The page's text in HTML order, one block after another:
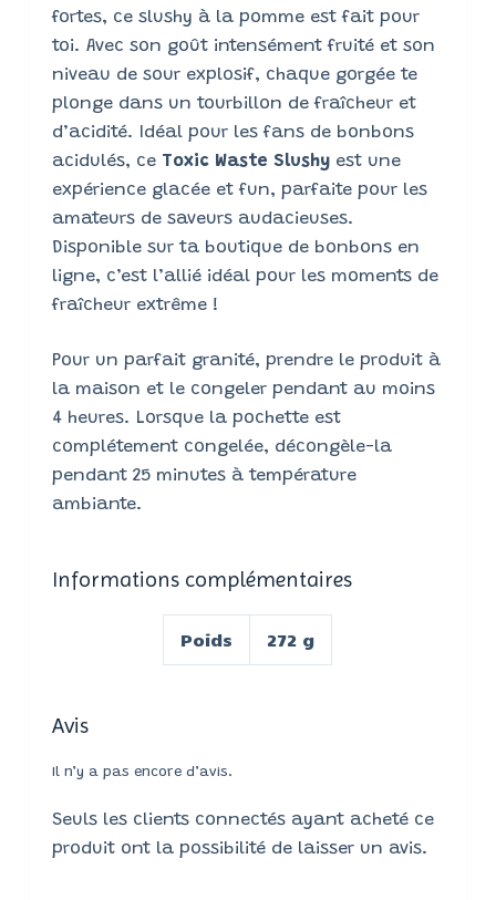
fortes, ce slushy à la pomme est fait pour
toi. Avec son goût intensément fruité et son
niveau de sour explosif, chaque gorgée te
plonge dans un tourbillon de fraîcheur et
d’acidité. Idéal pour les fans de bonbons
acidulés, ce Toxic Waste Slushyest une
expérience glacée et fun, parfaite pour les
amateurs de saveurs audacieuses.
Disponible sur ta boutique de bonbons en
ligne, c’est l’allié idéal pour les moments de
fraîcheur extrême !
Pour un parfait granité, prendre le produit à
la maison et le congeler pendant au moins
4 heures. Lorsque la pochette est
complétement congelée, décongèle-la
pendant 25 minutes à température
ambiante.
Informations complémentaires
Poids 272 g
Avis
Il n’y a pas encore d’avis.
Seuls les clients connectés ayant acheté ce
produit ont la possibilité de laisser un avis.